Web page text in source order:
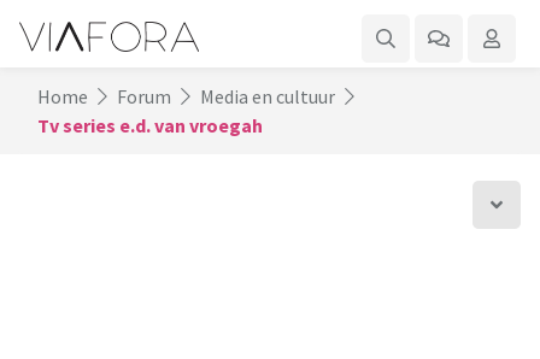
Home Forum
Media en cultuur
Tv series e.d. van vroegah